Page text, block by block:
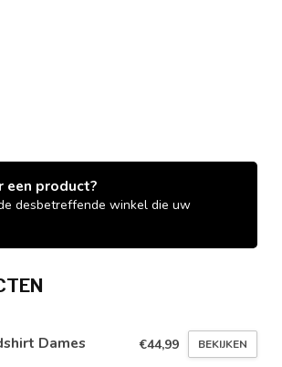
een product?
desbetreffende winkel die uw
Dames €44,99 BEKIJKEN